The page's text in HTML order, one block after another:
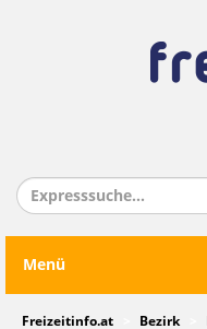
Menü
Freizeitinfo.at Bezirk